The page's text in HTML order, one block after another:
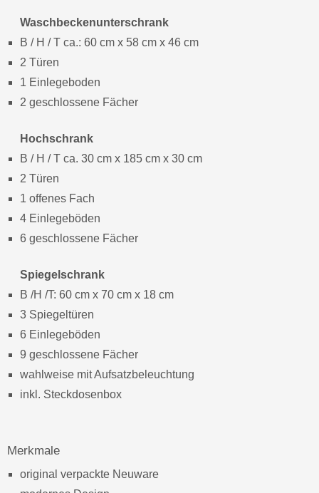
Waschbeckenunterschrank
B / H / T ca.: 60 cm x 58 cm x 46 cm
2 Türen
1 Einlegeboden
2 geschlossene Fächer
Hochschrank
B / H / T ca. 30 cm x 185 cm x 30 cm
2 Türen
1 offenes Fach
4 Einlegeböden
6 geschlossene Fächer
Spiegelschrank
B /H /T: 60 cm x 70 cm x 18 cm
3 Spiegeltüren
6 Einlegeböden
9 geschlossene Fächer
wahlweise mit Aufsatzbeleuchtung
inkl. Steckdosenbox
Merkmale
original verpackte Neuware